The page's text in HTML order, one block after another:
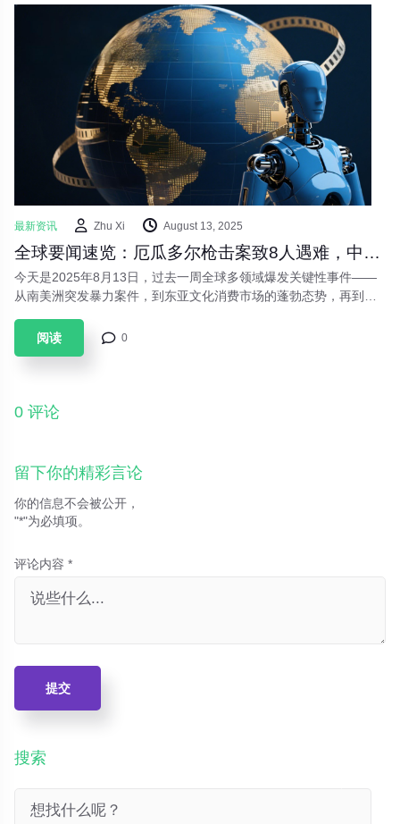
最新资讯 Zhu Xi August 13, 2025
全球要闻速览：厄瓜多尔枪击案致8人遇难，中国暑期档票房破85亿，人形机器人运动会即将揭幕
今天是2025年8月13日，过去一周全球多领域爆发关键性事件——
从南美洲突发暴力案件，到东亚文化消费市场的蓬勃态势，再到地
出人类文明发展的复杂脉络。
阅读 0
0 评论
留下你的精彩言论
你的信息不会被公开，
"*"为必填项。
评论内容 *
提交
搜索